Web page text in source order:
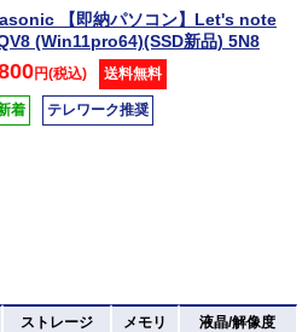
【即納パソコン】Let's note
(Win11pro64)(SSD新品) 5N8
円(税込) 送料無料
着 テレワーク推奨
ストレージ メモリ 液晶/解像度